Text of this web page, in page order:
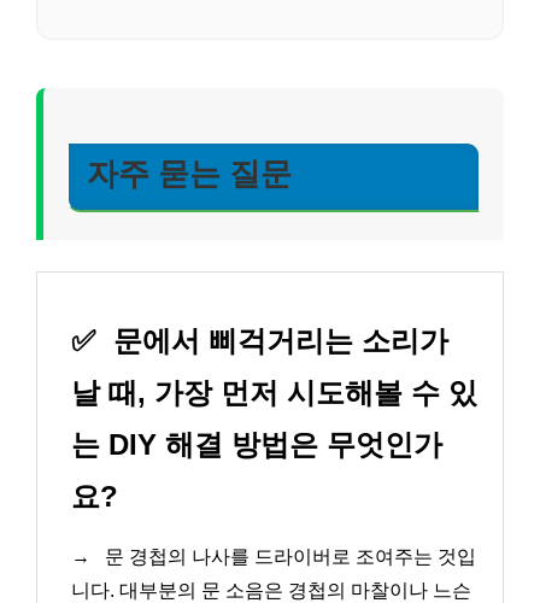
자주 묻는 질문
✅ 문에서 삐걱거리는 소리가
날 때, 가장 먼저 시도해볼 수 있
는 DIY 해결 방법은 무엇인가
요?
→
문 경첩의 나사를 드라이버로 조여주는 것입
니다. 대부분의 문 소음은 경첩의 마찰이나 느슨